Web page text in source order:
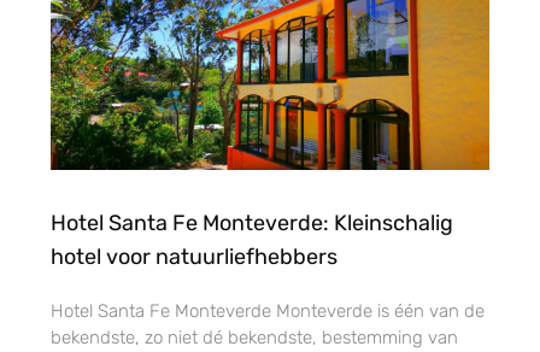
Hotel Santa Fe Monteverde: Kleinschalig
hotel voor natuurliefhebbers
Hotel Santa Fe Monteverde Monteverde is één van de
bekendste, zo niet dé bekendste, bestemming van